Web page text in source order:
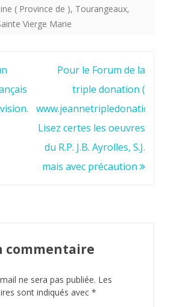
( Province de ), Tourangeaux,
Vierge Marie
Pour le Forum de la
triple donation (
Lisez certes les oeuvres
du R.P. J.B. Ayrolles, S.J.
mais avec précaution
commentaire
ne sera pas publiée. Les
sont indiqués avec *